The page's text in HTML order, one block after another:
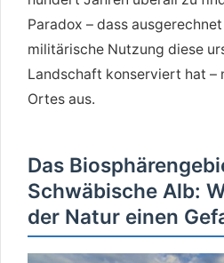
Paradox – dass
militärische Nutzung diese
Landschaft konserviert hat –
Ortes aus.
Das
Schwäbische Alb:
der Natur einen